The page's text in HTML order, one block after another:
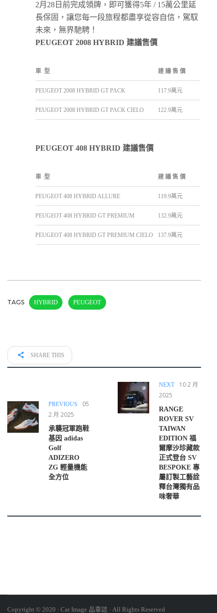
2月28日前完成領牌，即可獲得5年 / 15萬公里延
長保固，讓您每一段旅程都盡享從容自信，駕馭
未來，無界馳騁！
PEUGEOT 2008 HYBRID 建議售價
車 型 建 議 售 價
PEUGEOT 2008 HYBRID GT PACK 117.9萬元
PEUGEOT 2008 HYBRID GT PACK CIELO 122.9萬元
PEUGEOT 408 HYBRID 建議售價
車 型 建 議 售 價
PEUGEOT 408 HYBRID ALLURE 119.9萬元
PEUGEOT 408 HYBRID GT PREMIUM 132.9萬元
PEUGEOT 408 HYBRID GT PREMIUM CIELO 137.9萬元
TAGS HYBRID PEUGEOT
SHARE THIS
PREVIOUS
05
2 月 2025
承襲冠軍跑鞋
基因 adidas
Golf
ADIZERO
ZG 輕量機能
全方位
NEXT
10 2 月
2025
RANGE
ROVER SV
TAIWAN
EDITION 福
爾摩沙珍藏款
正式登台 SV
BESPOKE 專
屬訂製工藝詮
釋台灣獨有品
味奢華
Copyright © 2020 · Car Image 品車誌 · All Rights Reserved